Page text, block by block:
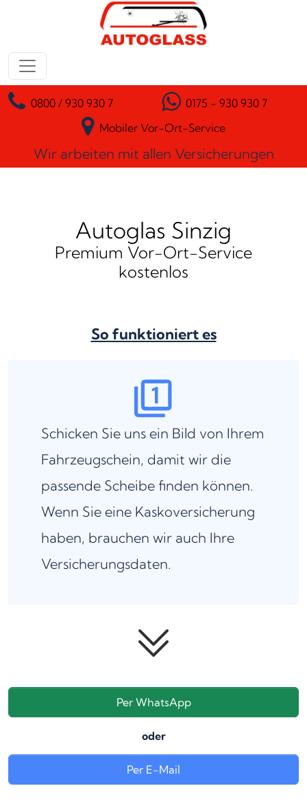
Zum Inhalt springen
Hauptnavigation
0800 / 930 930 7
0175 - 930 930 7
Mobiler Vor-Ort-Service
Wir arbeiten mit allen Versicherungen
Autoglas Sinzig
Premium Vor-Ort-Service
kostenlos
So funktioniert es
Schicken Sie uns ein Bild von Ihrem
Fahrzeugschein, damit wir die
passende Scheibe finden können.
Wenn Sie eine Kaskoversicherung
haben, brauchen wir auch Ihre
Versicherungsdaten.
Per WhatsApp
oder
Per E-Mail